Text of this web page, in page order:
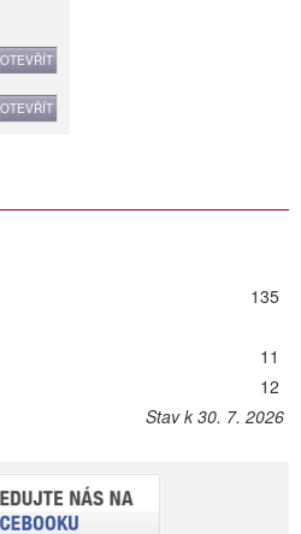
135
11
12
Stav k 30. 7. 2026